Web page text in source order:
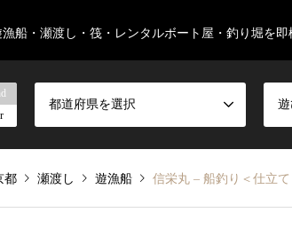
船・瀬渡し・筏・レンタルボート屋・釣り堀を即
都道府県を選択
都 瀬渡し 遊漁船 信栄丸 – 船釣り＜仕立